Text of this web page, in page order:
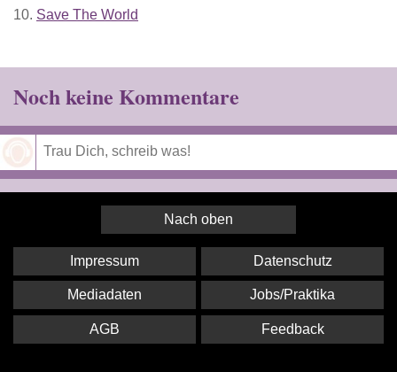
10. Save The World
Noch keine Kommentare
Nach oben
Impressum Datenschutz
Mediadaten Jobs/Praktika
AGB Feedback